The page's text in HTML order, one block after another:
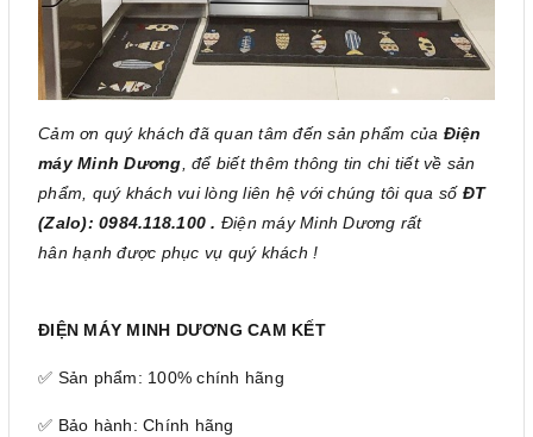
Cảm ơn quý khách đã quan tâm đến sản phẩm của Điện
máy Minh Dương , để biết thêm thông tin chi tiết về sản
phẩm, quý khách vui lòng liên hệ với chúng tôi qua số ĐT
(Zalo): 0984.118.100 . Điện máy Minh Dương rất
hân hạnh được phục vụ quý khách !
ĐIỆN MÁY MINH DƯƠNG CAM KẾT
✅ Sản phẩm: 100% chính hãng
✅ Bảo hành: Chính hãng